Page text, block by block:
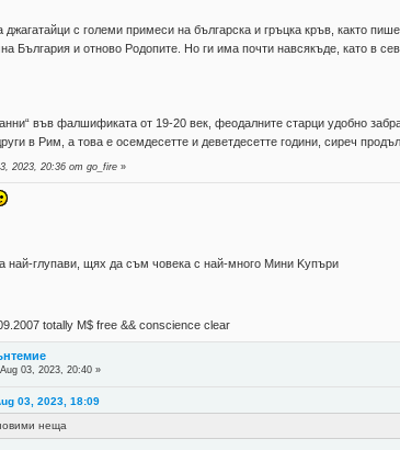
джагатайци с големи примеси на българска и гръцка кръв, както
България и отново Родопите. Но ги има почти навсякъде, като в
във фалшификата от 19-20 век, феодалните старци удобно
в Рим, а това е осемдесетте и деветдесетте години, сиреч
2023, 20:36 от go_fire »
най-глупави, щях да съм човека с най-много Mини Kупъри
totally М$ free && conscience clear
Aug 03, 2023, 20:40 »
03, 2023, 18:09
неща